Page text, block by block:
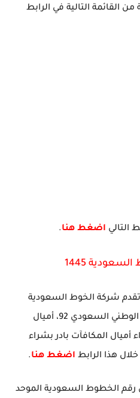
من القائمة التالية في الرابط
التالي اضغط هنا.
1445
في هذا التوقيت من عام 1445 تقدم شركة الخوط السعودية
عرض الفرسان بمناسبة اليوم الوطني السعودي 92، أميال
عند شراء أميال المكافآت بادر بشراء
هذا الرابط اضغط هنا.
رقم الخطوط السعودية الموحد